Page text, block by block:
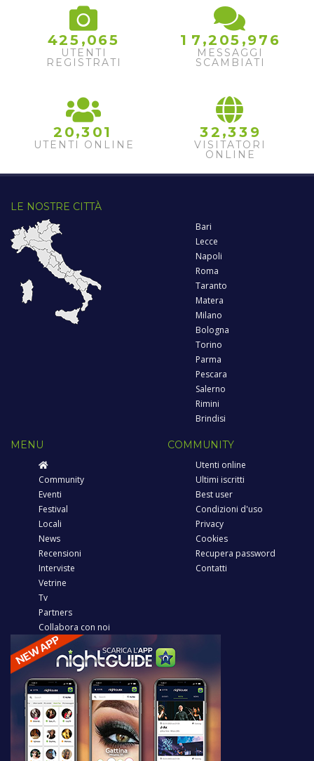
425 ,065
UTENTI
REGISTRATI
1 7 ,2 05 ,97 6
MESSAGGI
SCAMBIATI
2 0,3 01
UTENTI ONLINE
32 ,33 9
VISITATORI
ONLINE
LE NOSTRE CITTÀ
Bari
Lecce
Napoli
Roma
Taranto
Matera
Milano
Bologna
Torino
Parma
Pescara
Salerno
Rimini
Brindisi
MENU
Community
Eventi
Festival
Locali
News
Recensioni
Interviste
Vetrine
Tv
Partners
Collabora con noi
COMMUNITY
Utenti online
Ultimi iscritti
Best user
Condizioni d'uso
Privacy
Cookies
Recupera password
Contatti